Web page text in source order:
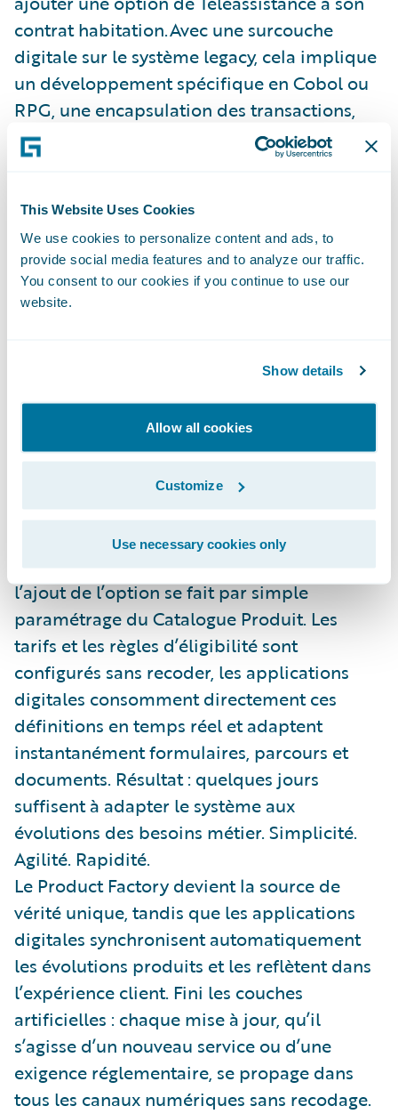
This Website Uses Cookies
We use cookies to personalize content and ads, to
provide social media features and to analyze our traffic.
You consent to our cookies if you continue to use our
website.
Show details
Allow all cookies
Customize
Use necessary cookies only
contrat habitation.Avec une surcouche
digitale sur le système legacy, cela implique
un développement spécifique en Cobol ou
RPG, une encapsulation des transactions,
des écrans bricolés, des API modifiées, des
documents contractuels ajustés, des flux
adaptées… Chaque évolution devient un
mini-projet lourd, étalé sur des mois,
mobilisant d’innombrables tests et
aggravant la dette technique. Séduisant à
nouveau legacy, complexe et coûteux à
maintenir.
A l’inverse, un système cœur moderne
intégrant API-first, microservices, data
model unifié, et surtout une “Product
Factory” paramétrable ; change
radicalement la donne. Dans ce modèle,
l’ajout de l’option se fait par simple
paramétrage du Catalogue Produit. Les
tarifs et les règles d’éligibilité sont
configurés sans recoder, les applications
digitales consomment directement ces
définitions en temps réel et adaptent
instantanément formulaires, parcours et
documents. Résultat : quelques jours
suffisent à adapter le système aux
évolutions des besoins métier. Simplicité.
Agilité. Rapidité.
Le Product Factory devient la source de
vérité unique, tandis que les applications
digitales synchronisent automatiquement
les évolutions produits et les reflètent dans
l’expérience client. Fini les couches
artificielles : chaque mise à jour, qu’il
s’agisse d’un nouveau service ou d’une
exigence réglementaire, se propage dans
tous les canaux numériques sans recodage.